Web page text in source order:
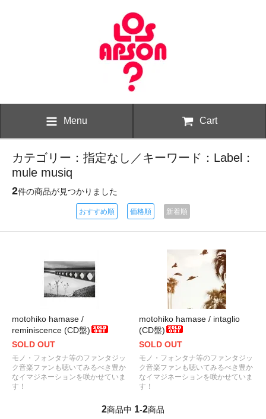
Menu Cart
カテゴリー：指定なし／キーワード：Label：
mule musiq
2件の商品が見つかりました
おすすめ順 価格順 新着順
motohiko hamase /
reminiscence (CD盤)
SOLD OUT
モノ・フォンタナ等のファンタジッ
ク音楽ファンも聴いてみるべき豊か
なイマジネーションを咲かせていま
す！
motohiko hamase / intaglio
(CD盤)
SOLD OUT
モノ・フォンタナ等のファンタジッ
ク音楽ファンも聴いてみるべき豊か
なイマジネーションを咲かせていま
す！
2商品中 1-2商品